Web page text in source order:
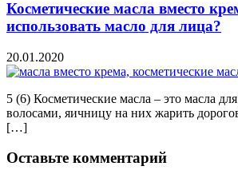
Косметические масла вместо
использовать масло для лица?
20.01.2020
5 (6) Косметические масла – это масла
волосами, яичницу на них жарить
[…]
Оставьте комментарий